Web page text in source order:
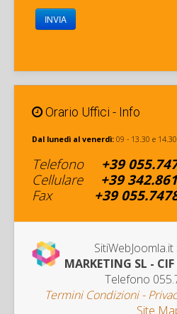
INVIA
Orario Uffici - Info
Dal lunedì al venerdì: 09 - 13.30 e
Telefono +39
Cellulare+39 342
Fax
+39
SitiWebJoomla.it
MARKETING SL -
Telefono
Termini Condizioni -
Site